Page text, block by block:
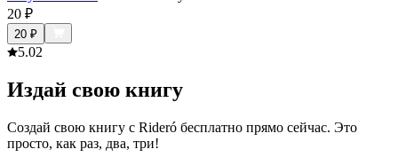
20 ₽
20 ₽
5.02
Издай свою книгу
Создай свою книгу с Rideró бесплатно прямо сейчас. Это
просто, как раз, два, три!